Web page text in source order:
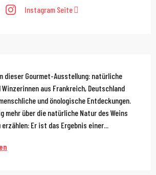
Instagram Seite
dieser Gourmet-Ausstellung: natürliche
Winzerinnen aus Frankreich, Deutschland
und önologische Entdeckungen.
mehr über die natürliche Natur des Weins
Er ist das Ergebnis einer...